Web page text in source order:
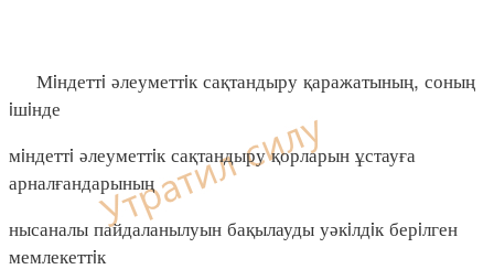
Мiндеттi әлеуметтiк сақтандыру қаражатының, соның
iшiнде
мiндеттi әлеуметтiк сақтандыру қорларын ұстауға
арналғандарының
нысаналы пайдаланылуын бақылауды уәкiлдiк берiлген
мемлекеттiк